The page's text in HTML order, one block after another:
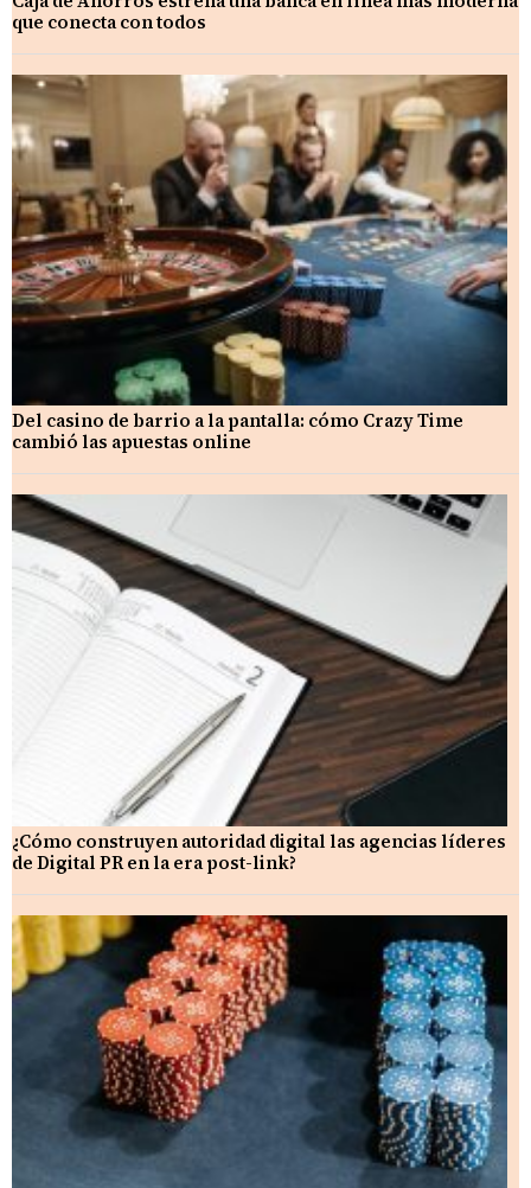
que conecta con todos
Del casino de barrio a la pantalla: cómo Crazy Time
cambió las apuestas online
¿Cómo construyen autoridad digital las agencias líderes
de Digital PR en la era post-link?